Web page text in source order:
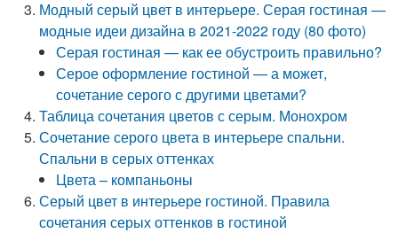
Модный серый цвет в интерьере. Серая гостиная —
модные идеи дизайна в 2021-2022 году (80 фото)
Серая гостиная — как ее обустроить правильно?
Серое оформление гостиной — а может,
сочетание серого с другими цветами?
Таблица сочетания цветов с серым. Монохром
Сочетание серого цвета в интерьере спальни.
Спальни в серых оттенках
Цвета – компаньоны
Серый цвет в интерьере гостиной. Правила
сочетания серых оттенков в гостиной